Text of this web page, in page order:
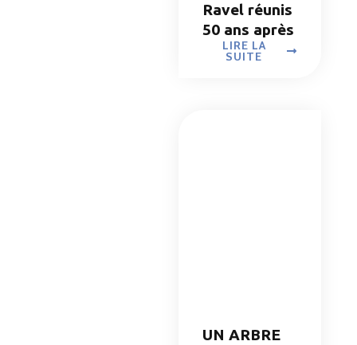
Ravel réunis
50 ans après
LIRE LA
SUITE
UN ARBRE